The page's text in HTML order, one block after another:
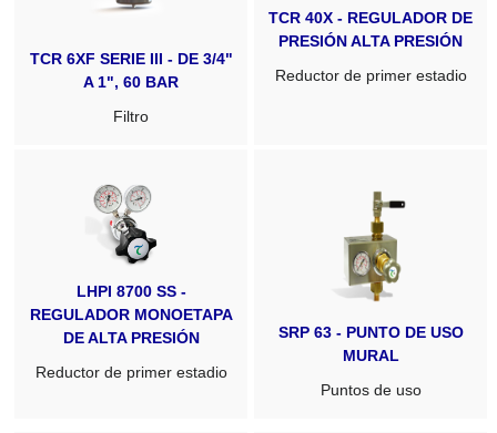
TCR 6XF SERIE III - DE 3/4"
A 1", 60 BAR
Filtro
TCR 40X - REGULADOR DE
PRESIÓN ALTA PRESIÓN
Reductor de primer estadio
LHPI 8700 SS -
REGULADOR MONOETAPA
DE ALTA PRESIÓN
Reductor de primer estadio
SRP 63 - PUNTO DE USO
MURAL
Puntos de uso